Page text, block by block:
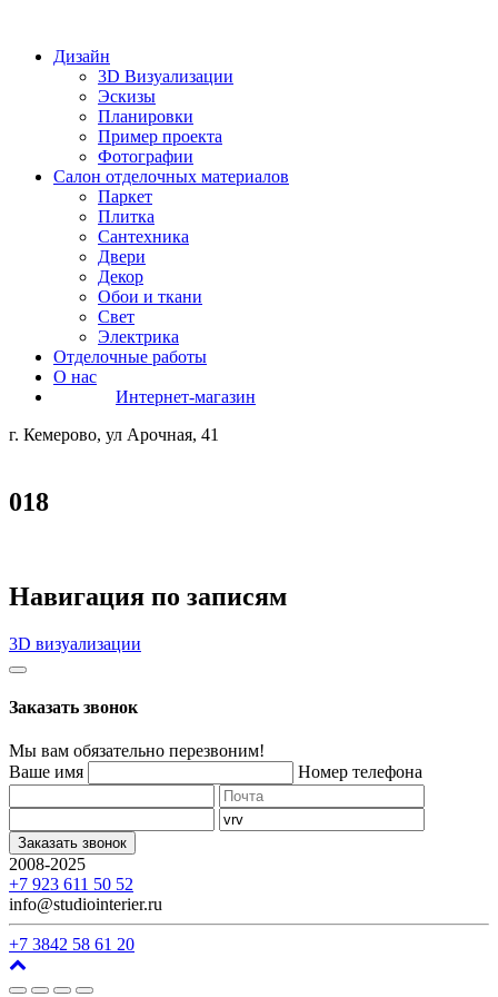
Дизайн
3D Визуализации
Эскизы
Планировки
Пример проекта
Фотографии
Салон отделочных материалов
Паркет
Плитка
Сантехника
Двери
Декор
Обои и ткани
Свет
Электрика
Отделочные работы
О нас
Интернет-магазин
г. Кемерово, ул Арочная, 41
018
Навигация по записям
3D визуализации
Заказать звонок
Мы вам обязательно перезвоним!
Ваше имя
Номер телефона
Заказать звонок
2008-2025
+7 923 611 50 52
info@studiointerier.ru
+7 3842 58 61 20